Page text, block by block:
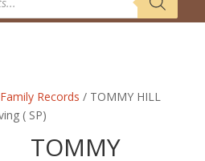
Records / TOMMY HILL
( SP)
TOMMY